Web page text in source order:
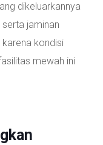
dikeluarkannya
jaminan
kondisi
mewah ini